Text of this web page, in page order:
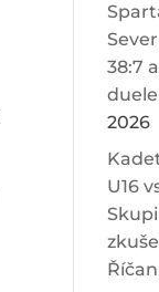
38:7
2026
U16